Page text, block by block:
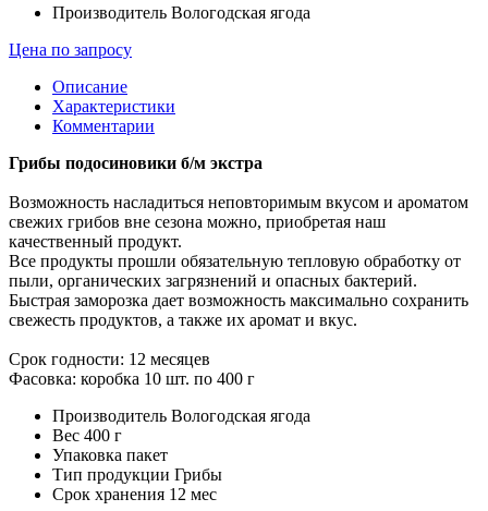
Производитель Вологодская ягода
Цена по запросу
Описание
Характеристики
Комментарии
Грибы подосиновики б/м экстра
Возможность насладиться неповторимым вкусом и ароматом
свежих грибов вне сезона можно, приобретая наш
качественный продукт.
Все продукты прошли обязательную тепловую обработку от
пыли, органических загрязнений и опасных бактерий.
Быстрая заморозка дает возможность максимально сохранить
свежесть продуктов, а также их аромат и вкус.
Срок годности: 12 месяцев
Фасовка: коробка 10 шт. по 400 г
Производитель Вологодская ягода
Вес 400 г
Упаковка пакет
Тип продукции Грибы
Cрок хранения 12 мес